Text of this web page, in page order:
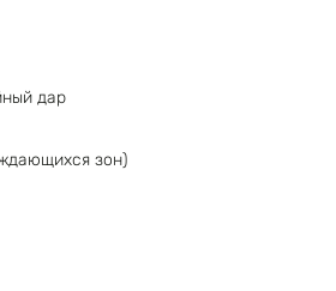
дар
зон)